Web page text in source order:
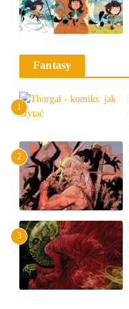
Fantasy
1
2
3